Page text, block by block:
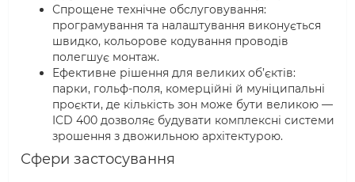
Спрощене технічне обслуговування:
програмування та налаштування виконується
швидко, кольорове кодування проводів
полегшує монтаж.
Ефективне рішення для великих об’єктів:
парки, гольф-поля, комерційні й муніципальні
проєкти, де кількість зон може бути великою —
ICD 400 дозволяє будувати комплексні системи
зрошення з двожильною архітектурою.
Сфери застосування